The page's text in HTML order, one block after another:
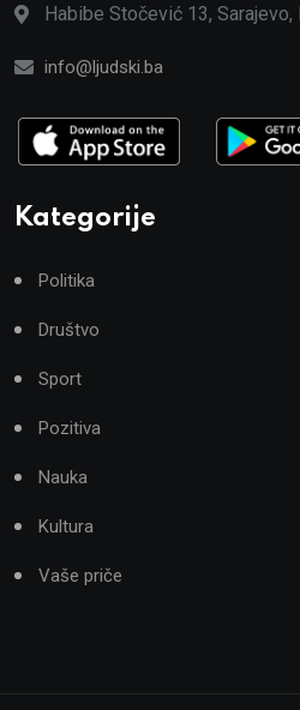
Habibe Stočević 13, Sarajevo,
info@ljudski.ba
Kategorije
Politika
Društvo
Sport
Pozitiva
Nauka
Kultura
Vaše priče